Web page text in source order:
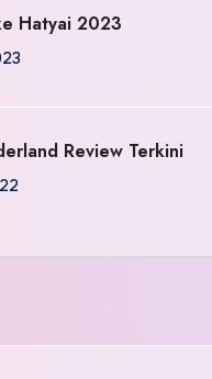
Hatyai 2023
Review Terkini